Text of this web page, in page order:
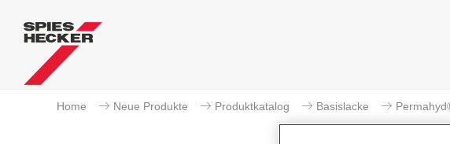
Home Neue Produkte Produktkatalog Basislacke